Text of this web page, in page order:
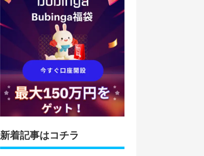
新着記事はコチラ